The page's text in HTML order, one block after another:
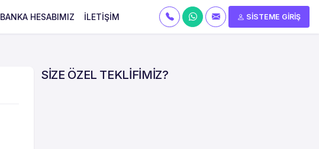
SİSTEME GİRİŞ
BANKA HESABIMIZ İLETİŞİM
SİZE ÖZEL TEKLİFİMİZ?